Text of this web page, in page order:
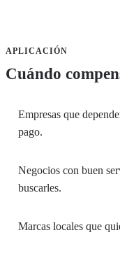
APLICACIÓN
Cuándo
Empresas que
pago.
Negocios con buen
buscarles.
Marcas locales que